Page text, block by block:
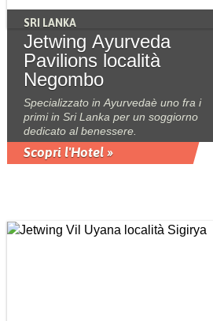
SRI LANKA
Jetwing Ayurveda
Pavilions località
Negombo
Specializzato in Ayurvedaè uno fra i
primi in Sri Lanka per un soggiorno
dedicato al benessere.
Scopri l'Hotel »